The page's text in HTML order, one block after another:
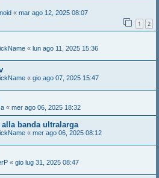
« mar ago 12, 2025 08:07
1 2
« lun ago 11, 2025 15:36
« gio ago 07, 2025 15:47
« mer ago 06, 2025 18:32
banda ultralarga
« mer ago 06, 2025 08:12
« gio lug 31, 2025 08:47